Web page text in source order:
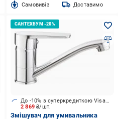
Cамовивіз Доставимо
2 869₴/шт.
До -10% з суперкредиткою Visa Вигода
Змішувач для умивальника